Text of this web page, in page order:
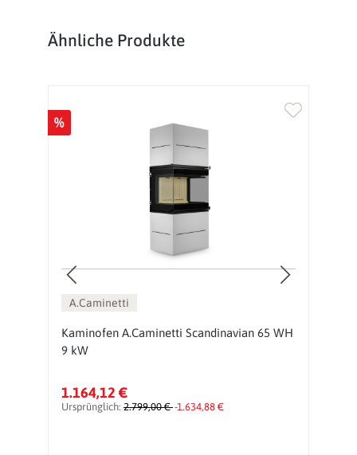
Produktgalerie überspringen
Ähnliche Produkte
%
A.Caminetti
Kaminofen A.Caminetti Scandinavian 65 WH
9 kW
1.164,12 €
Ursprünglich: 2.799,00 €-1.634,88 €